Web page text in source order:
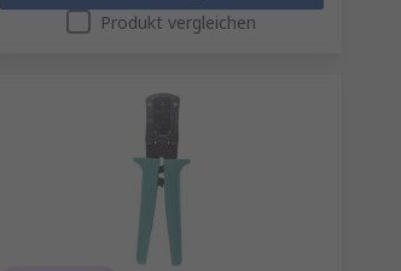
Produkt vergleichen